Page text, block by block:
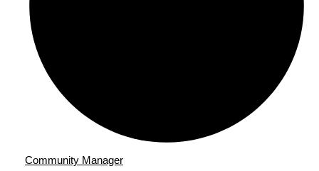
Community Manager